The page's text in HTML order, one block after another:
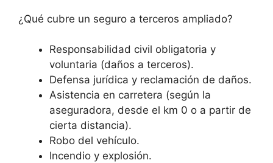
¿Qué cubre un seguro a terceros ampliado?
Responsabilidad civil obligatoria y
voluntaria (daños a terceros).
Defensa jurídica y reclamación de daños.
Asistencia en carretera (según la
aseguradora, desde el km 0 o a partir de
cierta distancia).
Robo del vehículo.
Incendio y explosión.